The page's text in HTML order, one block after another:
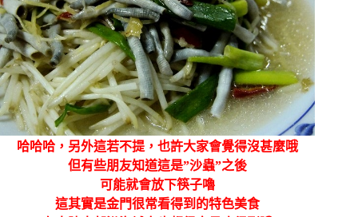
哈哈哈，另外這若不提，也許大家會覺得沒甚麼哦
但有些朋友知道這是”沙蟲”之後
可能就會放下筷子嚕
這其實是金門很常看得到的特色美食